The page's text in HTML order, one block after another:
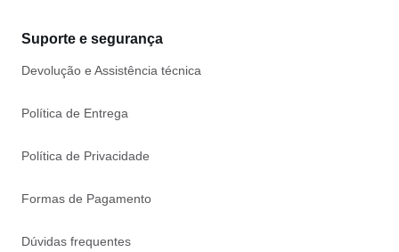
Suporte e segurança
Devolução e Assistência técnica
Política de Entrega
Política de Privacidade
Formas de Pagamento
Dúvidas frequentes